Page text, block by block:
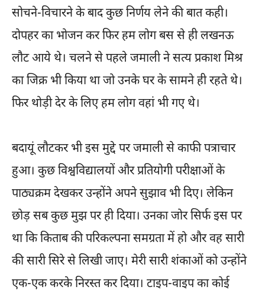
सोचने-विचारने के बाद कुछ निर्णय लेने की बात कही।
दोपहर का भोजन कर फिर हम लोग बस से ही लखनऊ
लौट आये थे। चलने से पहले जमाली ने सत्य प्रकाश मिश्र
का जिक्र भी किया था जो उनके घर के सामने ही रहते थे।
फिर थोड़ी देर के लिए हम लोग वहां भी गए थे।
बदायूं लौटकर भी इस मुद्दे पर जमाली से काफी पत्राचार
हुआ। कुछ विश्वविद्यालयों और प्रतियोगी परीक्षाओं के
पाठ्यक्रम देखकर उन्होंने अपने सुझाव भी दिए। लेकिन
छोड़ सब कुछ मुझ पर ही दिया। उनका जोर सिर्फ इस पर
था कि किताब की परिकल्पना समग्रता में हो और वह सारी
की सारी सिरे से लिखी जाए। मेरी सारी शंकाओं को उन्होंने
एक-एक करके निरस्त कर दिया। टाइप-वाइप का कोई